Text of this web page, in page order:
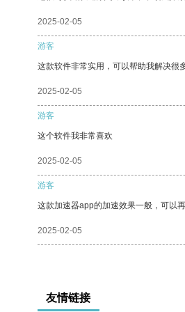
2025-02-05
游客
这款软件非常实用，可以帮助我解决很
2025-02-05
游客
这个软件我非常喜欢
2025-02-05
游客
这款加速器app的加速效果一般，可以
2025-02-05
友情链接